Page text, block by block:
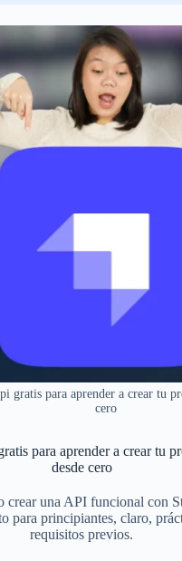
gratis para aprender a crear tu
cero
para aprender a crear tu
desde cero
crear una API funcional con
para principiantes, claro,
requisitos previos.